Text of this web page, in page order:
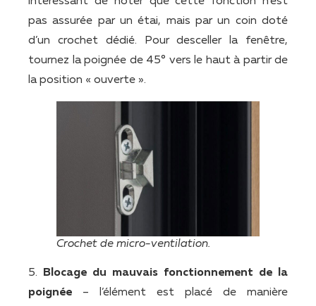
pas assurée par un étai, mais par un coin doté
d’un crochet dédié. Pour desceller la fenêtre,
tournez la poignée de 45° vers le haut à partir de
la position « ouverte ».
Crochet de micro-ventilation.
5. Blocage du mauvais fonctionnement de la
poignée – l’élément est placé de manière